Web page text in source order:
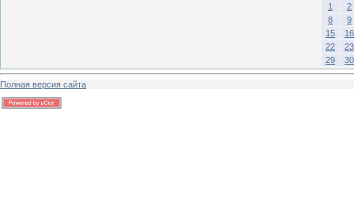
1
2
8
9
15
16
22
23
29
30
Полная версия сайта